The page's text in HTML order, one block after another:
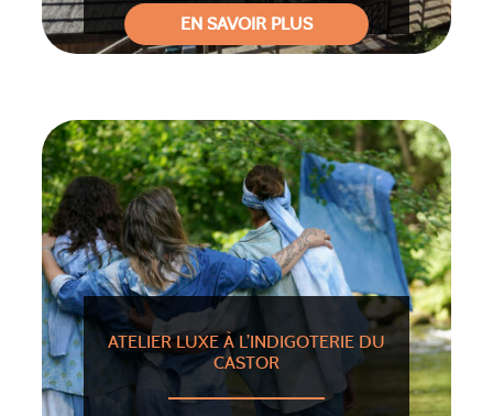
EN SAVOIR PLUS
ATELIER LUXE À L’INDIGOTERIE DU
CASTOR